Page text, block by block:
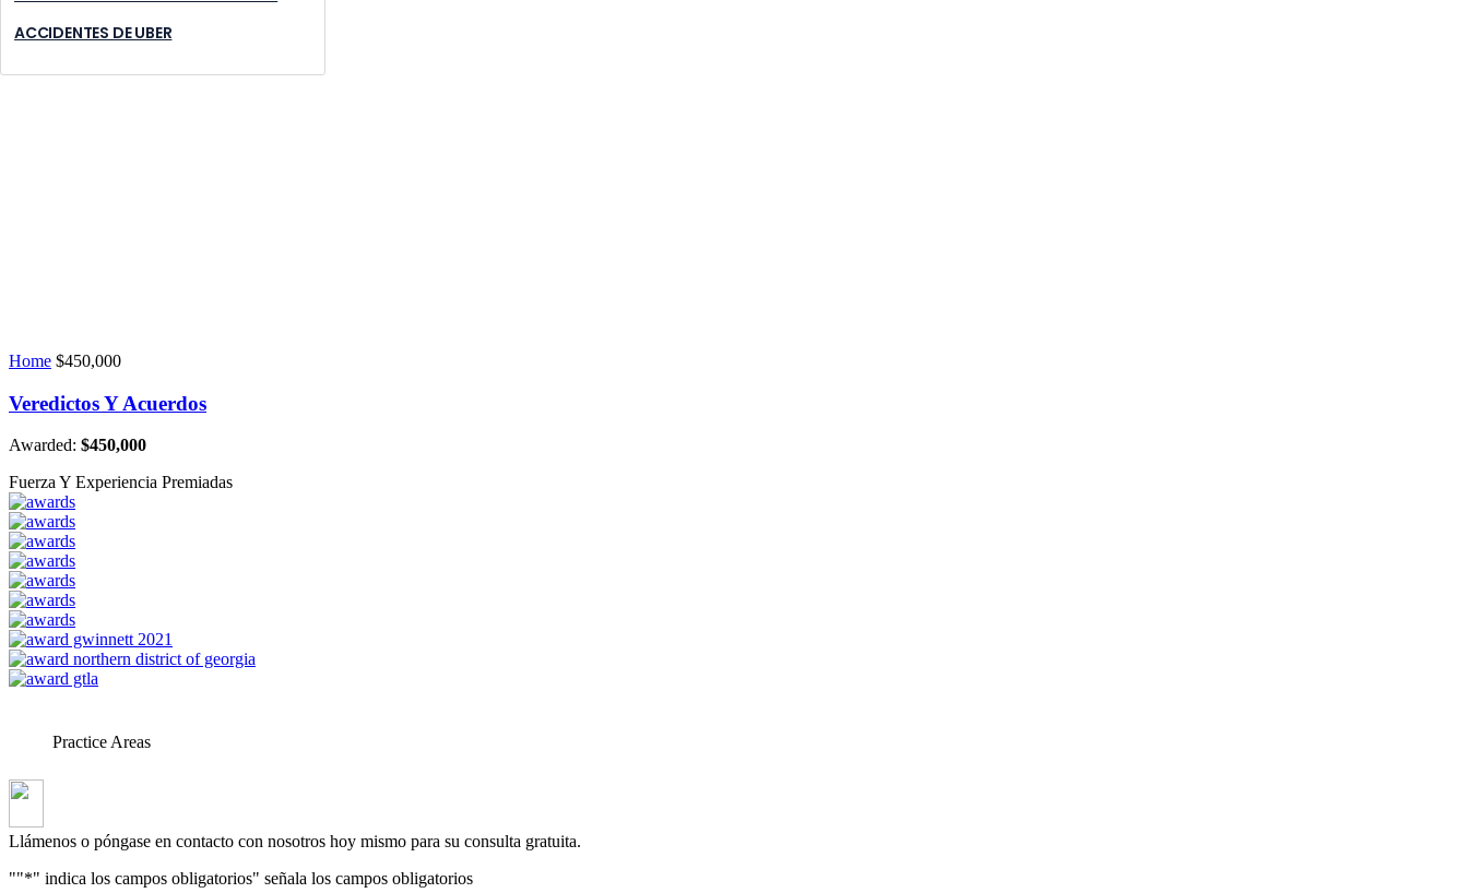
ACCIDENTES DE UBER
Home $450,000
Veredictos Y Acuerdos
Awarded: $450,000
Fuerza Y Experiencia Premiadas
Practice Areas
Llámenos o póngase en contacto con nosotros hoy mismo para su consulta gratuita.
""*" indica los campos obligatorios" señala los campos obligatorios